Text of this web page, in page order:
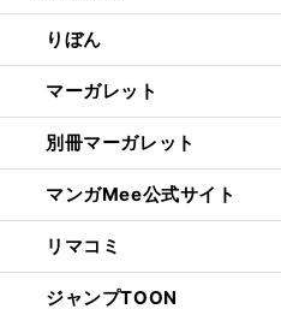
りぼん
マーガレット
別冊マーガレット
マンガMee公式サイト
リマコミ
ジャンプTOON